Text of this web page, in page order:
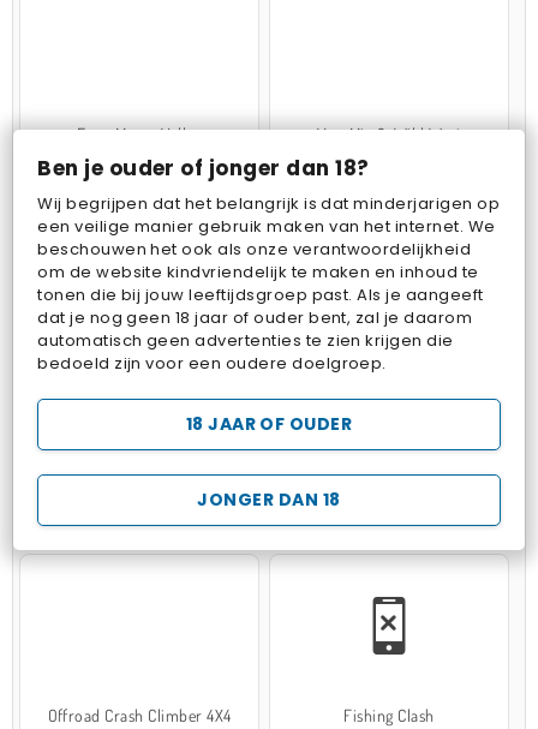
Ben je ouder of jonger dan 18?
Wij begrijpen dat het belangrijk is dat minderjarigen op
een veilige manier gebruik maken van het internet. We
beschouwen het ook als onze verantwoordelijkheid
om de website kindvriendelijk te maken en inhoud te
tonen die bij jouw leeftijdsgroep past. Als je aangeeft
dat je nog geen 18 jaar of ouder bent, zal je daarom
automatisch geen advertenties te zien krijgen die
bedoeld zijn voor een oudere doelgroep.
JONGER DAN 18
18 JAAR OF OUDER
Farm Merge Valley VegaMix 2: Wild West
Pop Fruit Bubbits
Hospital Surgeon Doctor Game Potion Sort
Offroad Crash Climber 4X4 Fishing Clash